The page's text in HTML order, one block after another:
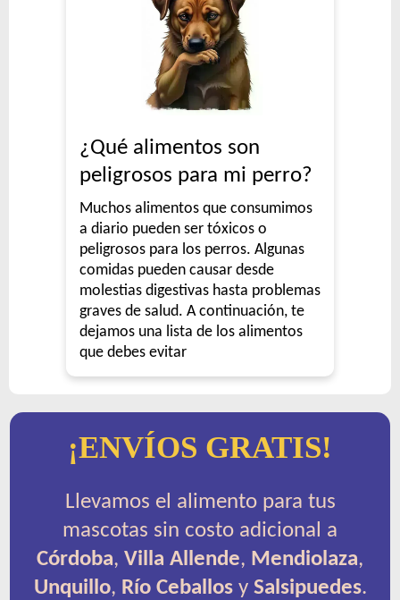
¿Qué alimentos son
peligrosos para mi perro?
Muchos alimentos que consumimos
a diario pueden ser tóxicos o
peligrosos para los perros. Algunas
comidas pueden causar desde
molestias digestivas hasta problemas
graves de salud. A continuación, te
dejamos una lista de los alimentos
que debes evitar
¡ENVÍOS GRATIS!
Llevamos el alimento para tus
mascotas sin costo adicional a
Córdoba, Villa Allende, Mendiolaza,
Unquillo, Río Ceballosy Salsipuedes.